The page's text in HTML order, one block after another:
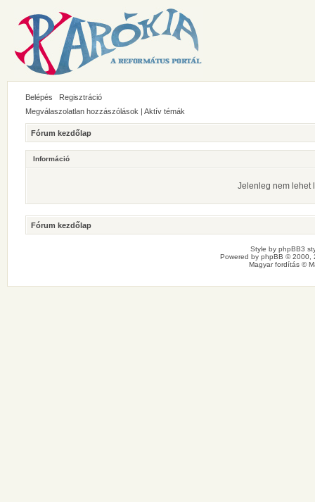
Belépés
Regisztráció
Megválaszolatlan hozzászólások | Aktív témák
Fórum kezdőlap
Információ
Jelenleg nem lehet
Fórum kezdőlap
Style by phpBB3
Powered by phpBB © 2000,
Magyar fordítás ©